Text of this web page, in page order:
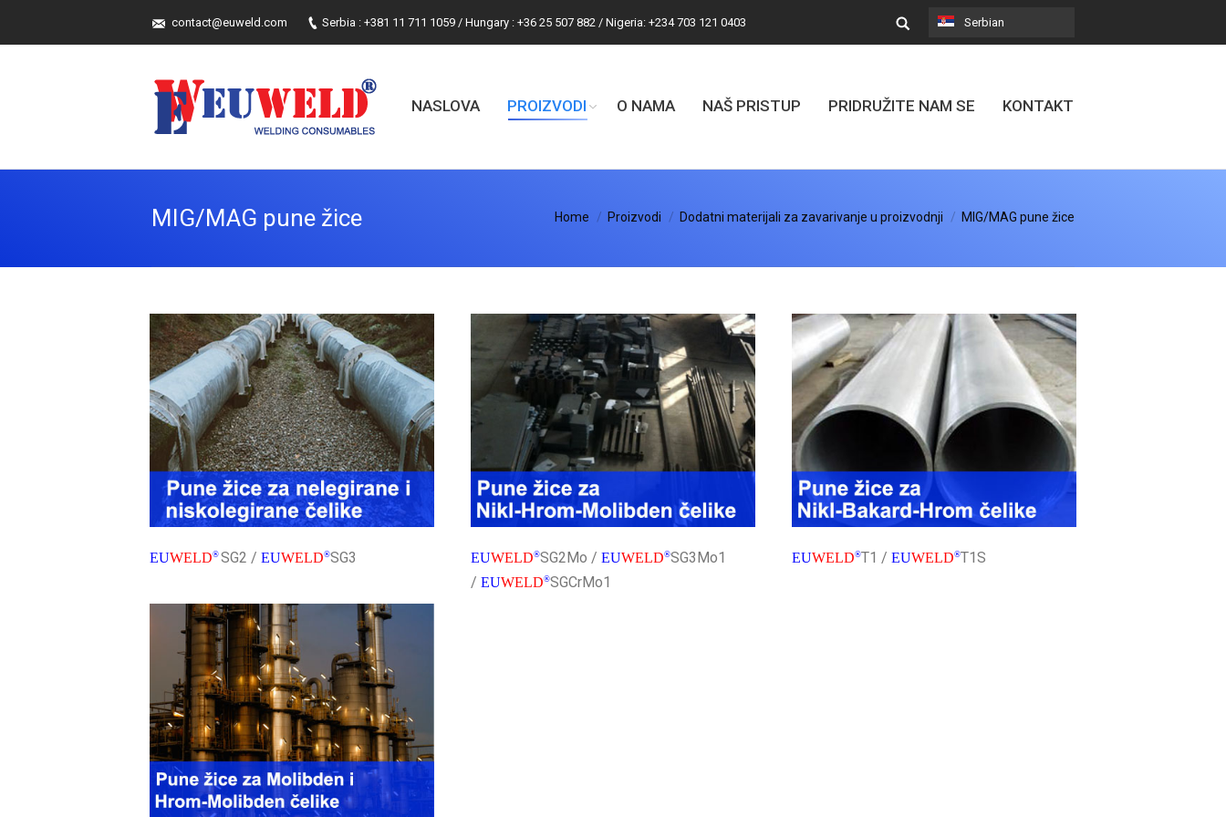
contact@euweld.com Serbia : +381 11 711 1059 / Hungary : +36 25 507 882 / Nigeria: +234 703 121 0403 Serbian
NASLOVA PROIZVODI O NAMA NAŠ PRISTUP PRIDRUŽITE NAM SE KONTAKT
MIG/MAG pune žice Home Proizvodi Dodatni materijali za zavarivanje u proizvodnji MIG/MAG pune žice
EUWELD® SG2 / EUWELD®SG3 EUWELD®SG2Mo / EUWELD®SG3Mo1
/ EUWELD®SGCrMo1
EUWELD®T1 / EUWELD®T1S